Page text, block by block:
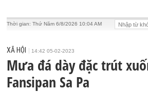
Thời gian:Thứ Năm 6/8/2026 10:04 AM
XÃ HỘI 14:42 05-02-2023
Mưa đá dày đặc trút
Fansipan Sa Pa